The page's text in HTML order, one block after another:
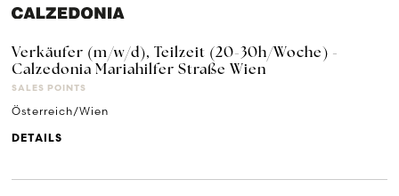
Verkäufer (m/w/d), Teilzeit (20-30h/Woche) -
Calzedonia Mariahilfer Straße Wien
SALES POINTS
Österreich/Wien
DETAILS